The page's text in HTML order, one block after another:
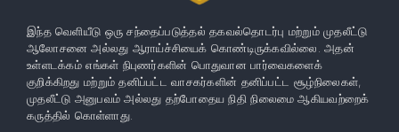
இந்த வெளியீடு ஒரு சந்தைப்படுத்தல் தகவல்தொடர்பு மற்றும் முதலீட்டு
ஆலோசனை அல்லது ஆராய்ச்சியைக் கொண்டிருக்கவில்லை. அதன்
உள்ளடக்கம் எங்கள் நிபுணர்களின் பொதுவான பார்வைகளைக்
குறிக்கிறது மற்றும் தனிப்பட்ட வாசகர்களின் தனிப்பட்ட சூழ்நிலைகள்,
முதலீட்டு அனுபவம் அல்லது தற்போதைய நிதி நிலைமை ஆகியவற்றைக்
கருத்தில் கொள்ளாது.